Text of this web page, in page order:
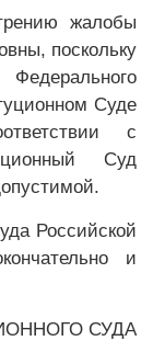
жалобы
поскольку
Суде
с
Суд
Российской
и
СУДА